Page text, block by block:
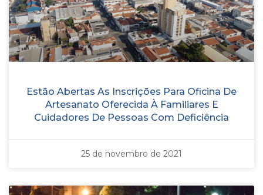
Estão Abertas As Inscrições Para Oficina De
Artesanato Oferecida À Familiares E
Cuidadores De Pessoas Com Deficiência
25 de novembro de 2021